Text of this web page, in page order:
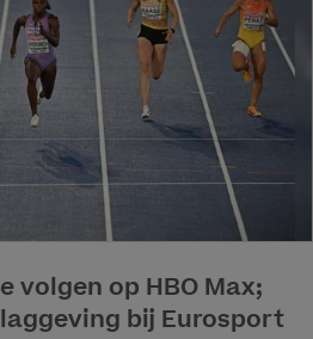
Conan O'Brien Must Go is vanaf
op HBO Max.
volgen op HBO Max;
bij Eurosport